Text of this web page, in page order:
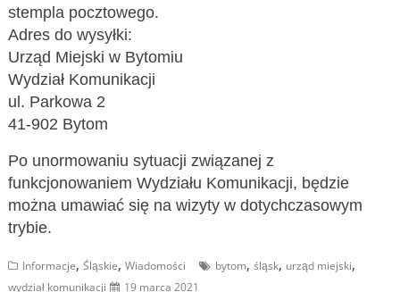
stempla pocztowego.
Adres do wysyłki:
Urząd Miejski w Bytomiu
Wydział Komunikacji
ul. Parkowa 2
41-902 Bytom
Po unormowaniu sytuacji związanej z
funkcjonowaniem Wydziału Komunikacji, będzie
można umawiać się na wizyty w dotychczasowym
trybie.
Informacje,Śląskie,Wiadomości bytom,śląsk, urząd miejski,
wydział komunikacji 19 marca 2021